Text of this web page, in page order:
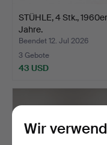
STÜHLE, 4 Stk., 1960er
Jahre.
Beendet 12. Jul 2026
3 Gebote
43 USD
Wir